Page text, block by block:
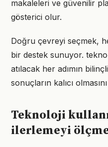
makaleleri ve güvenilir
gösterici olur.
Doğru çevreyi seçmek,
bir destek sunuyor.
atılacak her adımın
sonuçların kalıcı
Teknoloji
ilerlemeyi